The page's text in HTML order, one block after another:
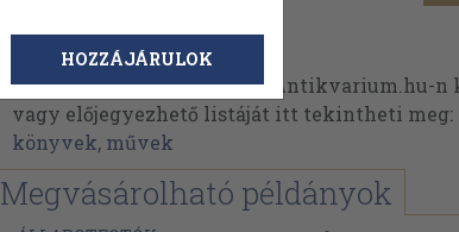
John Hillaby
John Hillaby műveinek az Antikvarium.hu-n
vagy előjegyezhető listáját itt tekintheti meg:
könyvek, művek
Megvásárolható példányok
HOZZÁJÁRULOK